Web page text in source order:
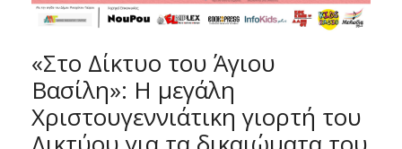
«Στο Δίκτυο του Άγιου
Βασίλη»: Η μεγάλη
Χριστουγεννιάτικη γιορτή του